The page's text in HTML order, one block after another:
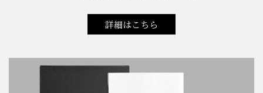
詳細はこちら